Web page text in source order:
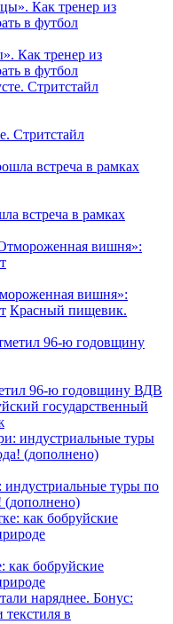
Как тренер из
в футбол
Стритстайл
встреча в рамках
вишня»:
Красный пищевик.
96-ю годовщину ВДВ
государственный
туры по
(дополнено)
как бобруйские